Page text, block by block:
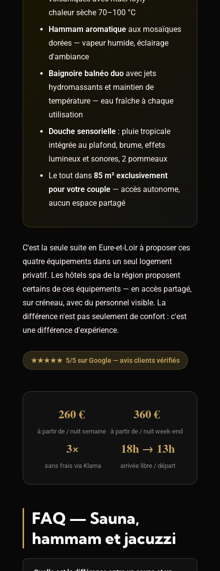
chaleur sèche 70–100 °C
Hammam aromatique aux mosaïques
dorées — vapeur humide, éclairage
d'ambiance
Baignoire balnéo duo avec jets
hydromassants et maintien de
température — eau fraîche à chaque
utilisation
Douche sensorielle : pluie tropicale
intégrée au plafond, brume, effets
lumineux et sonores, 2 pommeaux
Le tout dans 85 m² exclusivement
pour votre couple — accès autonome,
aucun espace partagé
C'est la seule suite en Eure-et-Loir à proposer ces
quatre équipements dans un seul logement
privatif. Les hôtels spa de la région proposent
certains de ces équipements — en accès partagé,
sur créneau, avec du personnel visible. La
différence n'est pas seulement de confort : c'est
une différence d'expérience.
★★★★★ 5/5 sur Google — avis clients vérifiés
260 €
à partir de / nuit semaine
360 €
à partir de / nuit week-end
3×
sans frais via Klarna
18h → 13h
arrivée libre / départ
FAQ — Sauna,
hammam et jacuzzi